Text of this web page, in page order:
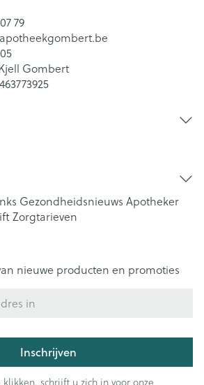
79
apotheekgombert.be
Gombert
Gezondheidsnieuws Apotheker
Zorgtarieven
nieuwe producten en promoties
Inschrijven
schrijft u zich in voor onze